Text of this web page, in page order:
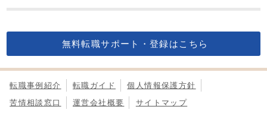
this
無料転職サポート・登録はこちら
転職事例紹介 転職ガイド
個人情報保護方針
苦情相談窓口
運営会社概要 サイトマップ